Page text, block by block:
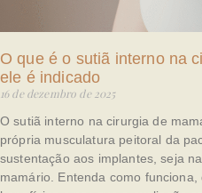
O que é o sutiã interno na
ele é indicado
16 de dezembro de 2025
O sutiã interno na cirurgia de
própria musculatura peitoral da
sustentação aos implantes, seja
mamário. Entenda como